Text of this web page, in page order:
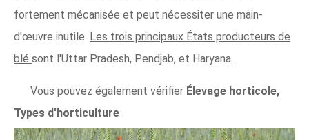
fortement mécanisée et peut nécessiter une main-
d'œuvre inutile. Les trois principaux États producteurs de
blé sont l'Uttar Pradesh, Pendjab, et Haryana.
Vous pouvez également vérifier Élevage horticole,
Types d'horticulture